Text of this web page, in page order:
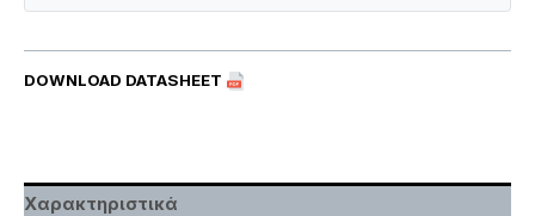
DOWNLOAD DATASHEET
Χαρακτηριστικά